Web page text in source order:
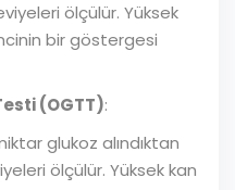
ölçülür. Yüksek
bir göstergesi
(OGTT):
glukoz alındıktan
ölçülür. Yüksek kan